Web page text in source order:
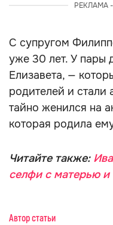
РЕКЛАМА
С супругом
уже 30 лет. У пары
Елизавета, —
родителей и стали
тайно женился на
которая родила
Читайте также:
селфи с матерью и
Автор статьи